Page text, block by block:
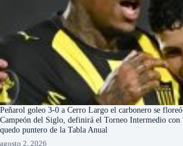
Peñarol goleo 3-0 a Cerro Largo el carbonero se
Campeón del Siglo, definirá el Torneo Intermedio con
quedo puntero de la Tabla Anual
agosto 2, 2026